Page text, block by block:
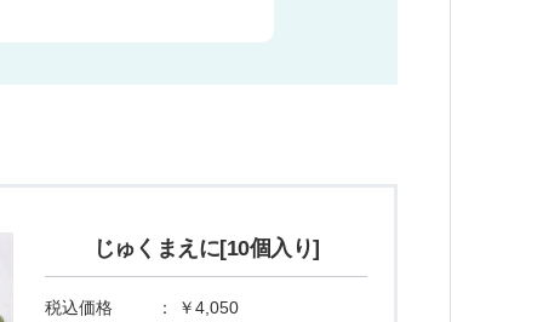
じゅくまえに[10個入り]
税込価格 ： ￥4,050